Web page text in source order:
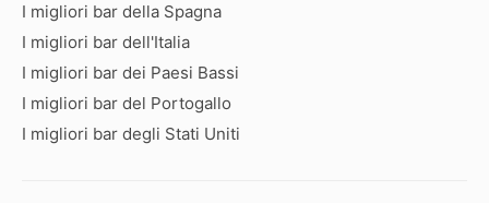
I migliori bar della Spagna
I migliori bar dell'Italia
I migliori bar dei Paesi Bassi
I migliori bar del Portogallo
I migliori bar degli Stati Uniti